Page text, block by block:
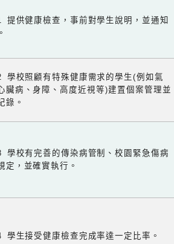
提供健康檢查，事前對學生說明，並通知
學校照顧有特殊健康需求的學生(例如氣
臟病、身障、高度近視等)建置個案管理並
錄。
學校有完善的傳染病管制、校園緊急傷病
定，並確實執行。
學生接受健康檢查完成率達一定比率。